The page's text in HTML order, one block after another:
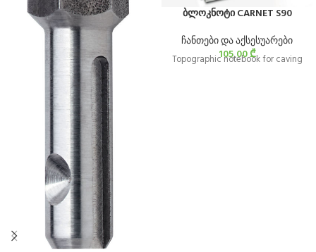
ბლოკნოტი CARNET S90
ჩანთები და აქსესუარები
105,00₾
Topographic notebook for caving